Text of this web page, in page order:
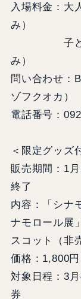
入場料金：大
み）
子ども(3
み）
問い合わせ：
ゾフクオカ）
電話番号：
＜限定グッズ
販売期間：1
終了
内容：「シナ
ナモロール展
スコット（非
価格：1,800円
対象日程：3
券